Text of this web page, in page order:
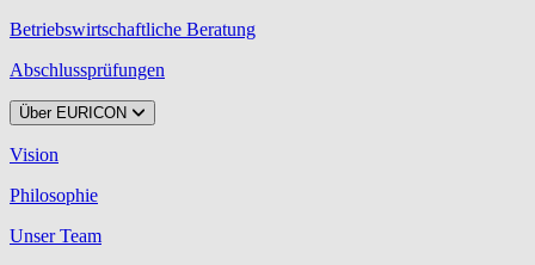
Betriebswirtschaftliche Beratung
Abschlussprüfungen
Über EURICON
Vision
Philosophie
Unser Team